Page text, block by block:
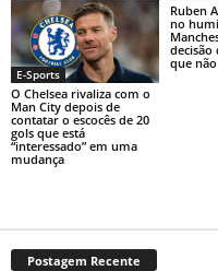
E-Sports
O Chelsea rivaliza com o
Man City depois de
contatar o escocês de 20
gols que está
“interessado” em uma
mudança
Ruben
no
decisão
que
Postagem Recente